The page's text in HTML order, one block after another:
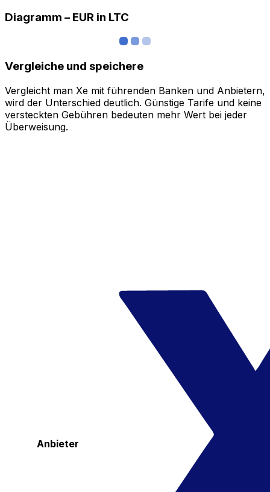
Diagramm – EUR in LTC
Vergleiche und speichere
Vergleicht man Xe mit führenden Banken und Anbietern,
wird der Unterschied deutlich. Günstige Tarife und keine
versteckten Gebühren bedeuten mehr Wert bei jeder
Überweisung.
Anbieter